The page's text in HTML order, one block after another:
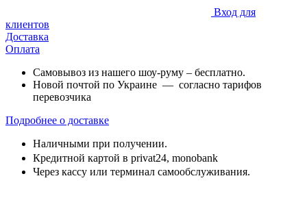
Вход для
клиентов
Доставка
Оплата
Самовывоз из нашего шоу-руму – бесплатно.
Новой почтой по Украине — согласно тарифов
перевозчика
Подробнее о доставке
Наличными при получении.
Кредитной картой в privat24, monobank
Через кассу или терминал самообслуживания.